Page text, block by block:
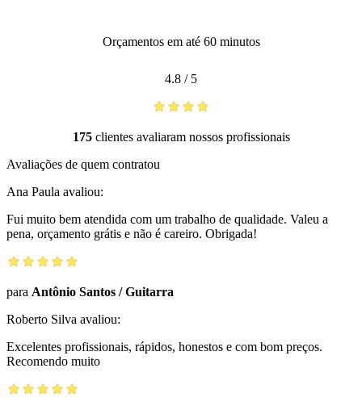
Orçamentos em até 60 minutos
4.8 / 5
175clientes avaliaram nossos profissionais
Avaliações de quem contratou
Ana Paula avaliou:
Fui muito bem atendida com um trabalho de qualidade. Valeu a
pena, orçamento grátis e não é careiro. Obrigada!
para Antônio Santos /Guitarra
Roberto Silva avaliou:
Excelentes profissionais, rápidos, honestos e com bom preços.
Recomendo muito